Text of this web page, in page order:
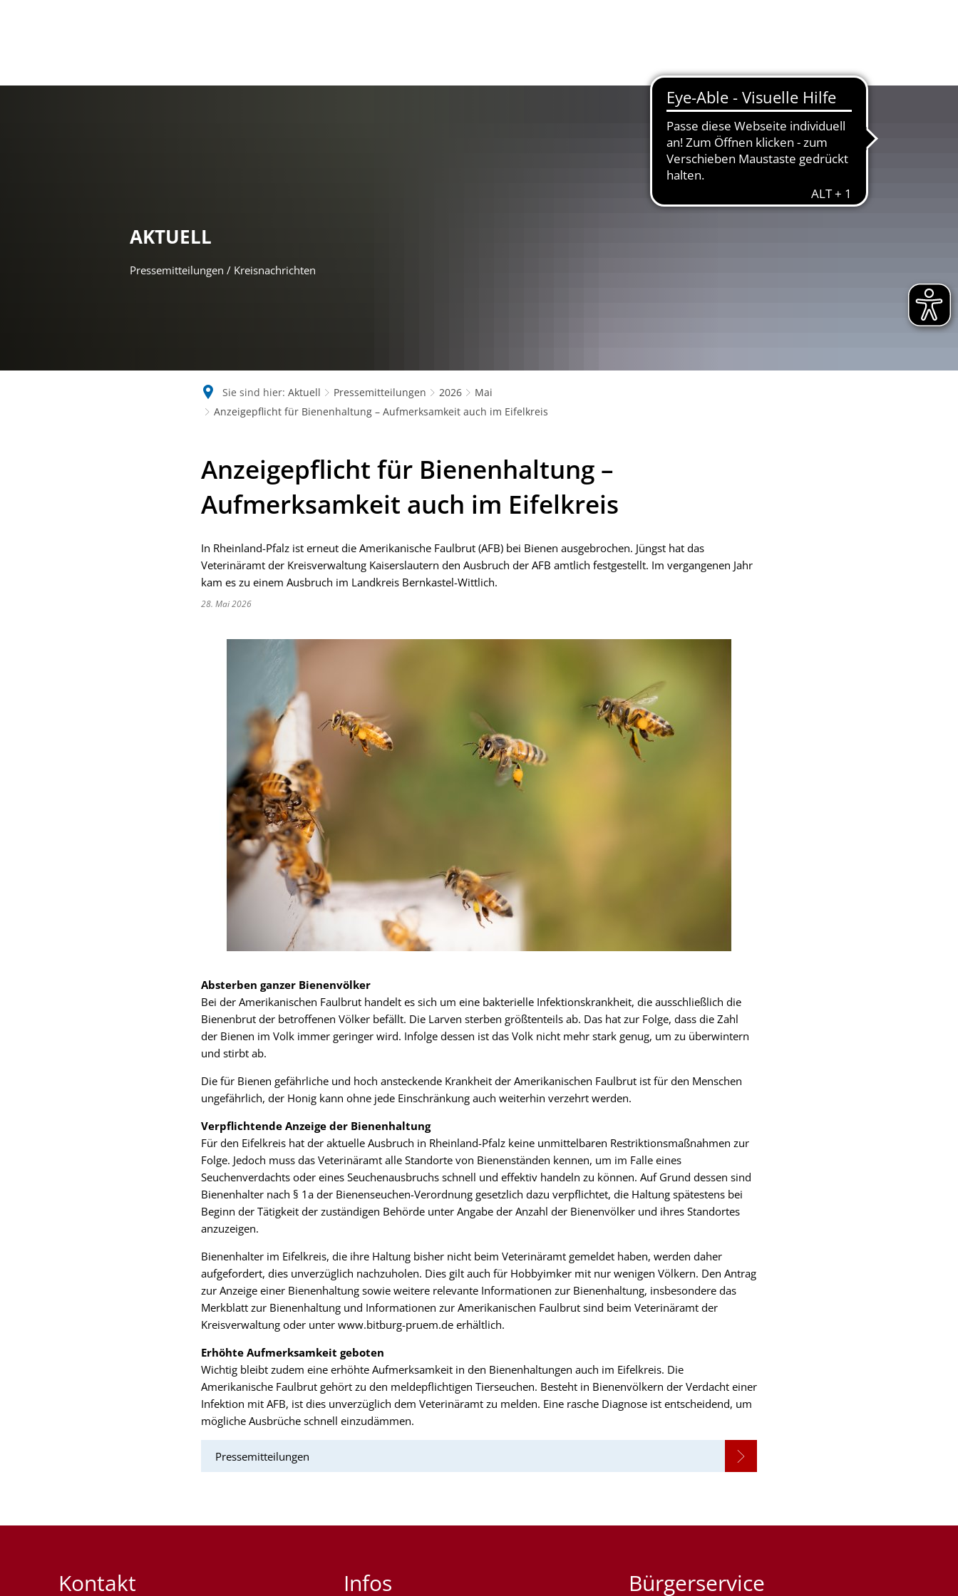
AKTUELL
Pressemitteilungen / Kreisnachrichten
Sie sind hier: Aktuell Pressemitteilungen 2026
Mai
Anzeigepflicht für Bienenhaltung – Aufmerksamkeit auch im Eifelkreis
Anzeigepflicht für Bienenhaltung –
Aufmerksamkeit auch im Eifelkreis
In Rheinland-Pfalz ist erneut die Amerikanische Faulbrut (AFB) bei Bienen ausgebrochen. Jüngst hat das
Veterinäramt der Kreisverwaltung Kaiserslautern den Ausbruch der AFB amtlich festgestellt. Im vergangenen Jahr
kam es zu einem Ausbruch im Landkreis Bernkastel-Wittlich.
28. Mai 2026
Absterben ganzer Bienenvölker
Bei der Amerikanischen Faulbrut handelt es sich um eine bakterielle Infektionskrankheit, die ausschließlich die
Bienenbrut der betroffenen Völker befällt. Die Larven sterben größtenteils ab. Das hat zur Folge, dass die Zahl
der Bienen im Volk immer geringer wird. Infolge dessen ist das Volk nicht mehr stark genug, um zu überwintern
und stirbt ab.
Die für Bienen gefährliche und hoch ansteckende Krankheit der Amerikanischen Faulbrut ist für den Menschen
ungefährlich, der Honig kann ohne jede Einschränkung auch weiterhin verzehrt werden.
Verpflichtende Anzeige der Bienenhaltung
Für den Eifelkreis hat der aktuelle Ausbruch in Rheinland-Pfalz keine unmittelbaren Restriktionsmaßnahmen zur
Folge. Jedoch muss das Veterinäramt alle Standorte von Bienenständen kennen, um im Falle eines
Seuchenverdachts oder eines Seuchenausbruchs schnell und effektiv handeln zu können. Auf Grund dessen sind
Bienenhalter nach § 1a der Bienenseuchen-Verordnung gesetzlich dazu verpflichtet, die Haltung spätestens bei
Beginn der Tätigkeit der zuständigen Behörde unter Angabe der Anzahl der Bienenvölker und ihres Standortes
anzuzeigen.
Bienenhalter im Eifelkreis, die ihre Haltung bisher nicht beim Veterinäramt gemeldet haben, werden daher
aufgefordert, dies unverzüglich nachzuholen. Dies gilt auch für Hobbyimker mit nur wenigen Völkern. Den Antrag
zur Anzeige einer Bienenhaltung sowie weitere relevante Informationen zur Bienenhaltung, insbesondere das
Merkblatt zur Bienenhaltung und Informationen zur Amerikanischen Faulbrut sind beim Veterinäramt der
Kreisverwaltung oder unter www.bitburg-pruem.de erhältlich.
Erhöhte Aufmerksamkeit geboten
Wichtig bleibt zudem eine erhöhte Aufmerksamkeit in den Bienenhaltungen auch im Eifelkreis. Die
Amerikanische Faulbrut gehört zu den meldepflichtigen Tierseuchen. Besteht in Bienenvölkern der Verdacht einer
Infektion mit AFB, ist dies unverzüglich dem Veterinäramt zu melden. Eine rasche Diagnose ist entscheidend, um
mögliche Ausbrüche schnell einzudämmen.
Pressemitteilungen
Kontakt Infos Bürgerservice